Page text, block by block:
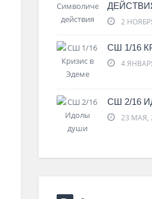
2
СШ 1/16
4
СШ 2/16
23 МАЯ,